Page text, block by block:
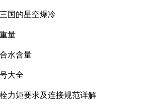
国的星空爆冷
量
水含量
大全
力矩要求及连接规范详解